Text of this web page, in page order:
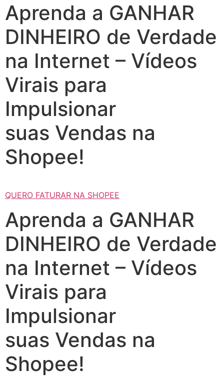
Aprenda a GANHAR
DINHEIRO de Verdade
na Internet – Vídeos
Virais para
Impulsionar
suas Vendas na
Shopee!
QUERO FATURAR NA SHOPEE
Aprenda a GANHAR
DINHEIRO de Verdade
na Internet – Vídeos
Virais para
Impulsionar
suas Vendas na
Shopee!